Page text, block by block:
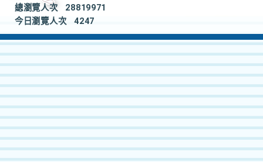
總瀏覽人次
28819971
今日瀏覽人次
4247